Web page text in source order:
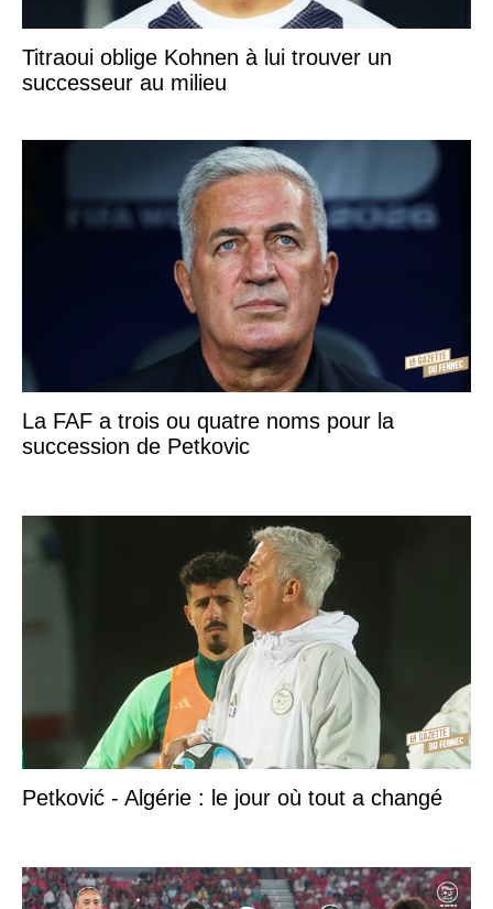
Titraoui oblige Kohnen à lui trouver un
successeur au milieu
La FAF a trois ou quatre noms pour la
succession de Petkovic
Petković - Algérie : le jour où tout a changé